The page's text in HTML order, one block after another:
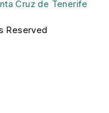
Cruz de Tenerife
Reserved